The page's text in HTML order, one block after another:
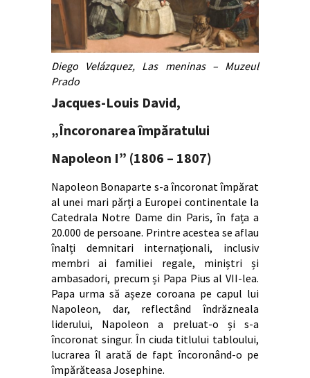
Diego Velázquez, Las meninas – Muzeul
Prado
Jacques-Louis David,
„Încoronarea împăratului
Napoleon I” (1806 – 1807)
Napoleon Bonaparte s-a încoronat împărat
al unei mari părți a Europei continentale la
Catedrala Notre Dame din Paris, în fața a
20.000 de persoane. Printre acestea se aflau
înalți demnitari internaționali, inclusiv
membri ai familiei regale, miniștri și
ambasadori, precum și Papa Pius al VII-lea.
Papa urma să așeze coroana pe capul lui
Napoleon, dar, reflectând îndrăzneala
liderului, Napoleon a preluat-o și s-a
încoronat singur. În ciuda titlului tabloului,
lucrarea îl arată de fapt încoronând-o pe
împărăteasa Josephine.